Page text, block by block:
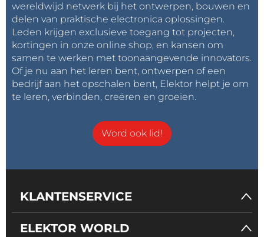
wereldwijd netwerk bij het ontwerpen, bouwen en
delen van praktische electronica oplossingen.
Leden krijgen exclusieve toegang tot projecten,
kortingen in onze online shop, en kansen om
samen te werken met toonaangevende innovators.
Of je nu aan het leren bent, ontwerpen of een
bedrijf aan het opschalen bent, Elektor helpt je om
te leren, verbinden, creëren en groeien.
Word ook lid!
KLANTENSERVICE
ELEKTOR WORLD